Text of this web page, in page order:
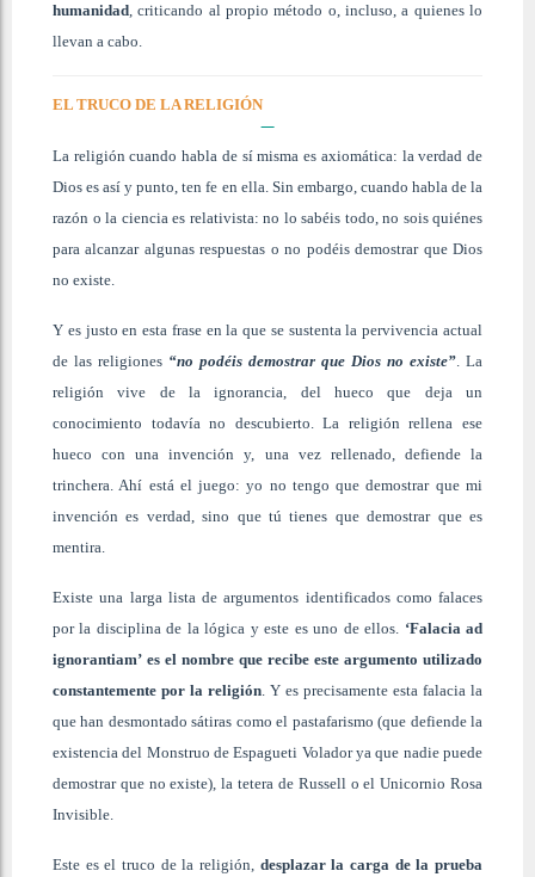
humanidad, criticando al propio método o, incluso, a quienes lo
llevan a cabo.
EL TRUCO DE LA RELIGIÓN
La religión cuando habla de sí misma es axiomática: la verdad de
Dios es así y punto, ten fe en ella. Sin embargo, cuando habla de la
razón o la ciencia es relativista: no lo sabéis todo, no sois quiénes
para alcanzar algunas respuestas o no podéis demostrar que Dios
no existe.
Y es justo en esta frase en la que se sustenta la pervivencia actual
de las religiones “no podéis demostrar que Dios no existe”. La
religión vive de la ignorancia, del hueco que deja un
conocimiento todavía no descubierto. La religión rellena ese
hueco con una invención y, una vez rellenado, defiende la
trinchera. Ahí está el juego: yo no tengo que demostrar que mi
invención es verdad, sino que tú tienes que demostrar que es
mentira.
Existe una larga lista de argumentos identificados como falaces
por la disciplina de la lógica y este es uno de ellos. ‘Falacia ad
ignorantiam’ es el nombre que recibe este argumento utilizado
constantemente por la religión. Y es precisamente esta falacia la
que han desmontado sátiras como el pastafarismo (que defiende la
existencia del Monstruo de Espagueti Volador ya que nadie puede
demostrar que no existe), la tetera de Russell o el Unicornio Rosa
Invisible.
Este es el truco de la religión, desplazar la carga de la prueba